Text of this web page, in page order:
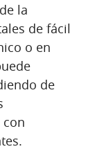
la
de fácil
o en
de